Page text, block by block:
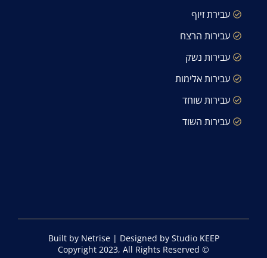
עבירת זיוף
עבירות הרצח
עבירות נשק
עבירות אלימות
עבירות שוחד
עבירות השוד
© Copyright 2023, All Rights Reserved
Built by Netrise| Designed by Studio KEEP